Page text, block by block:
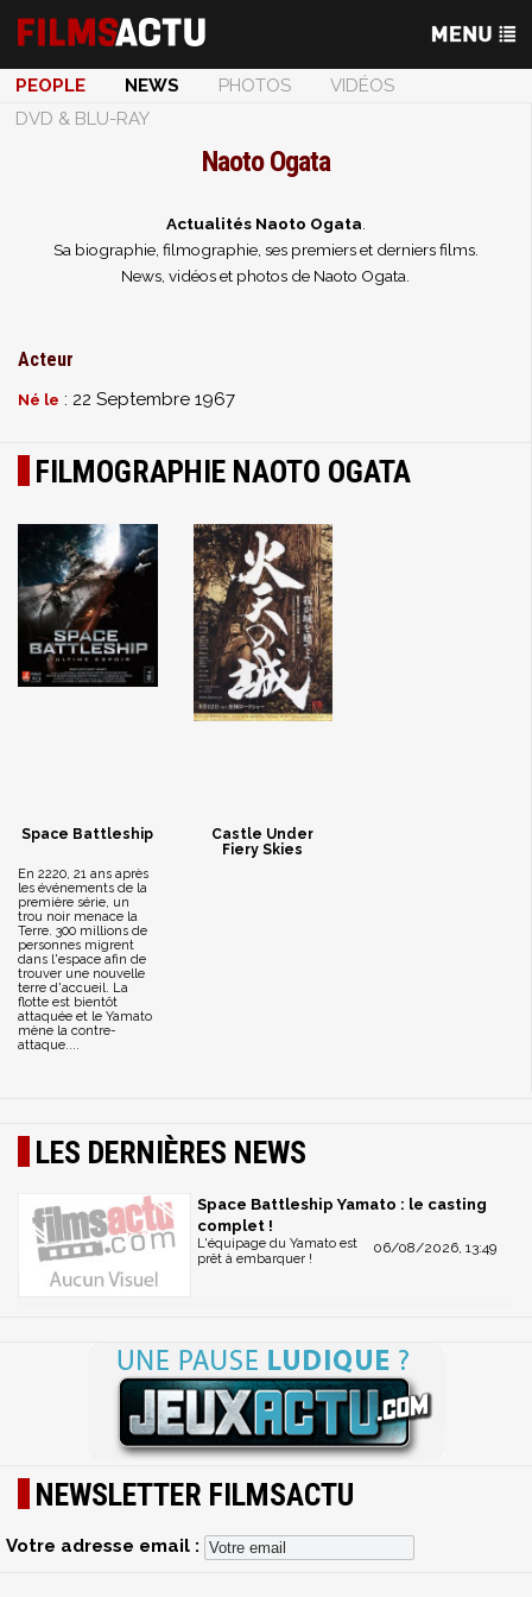
PEOPLE NEWS PHOTOS
VIDÉOS
DVD & BLU-RAY
Naoto Ogata
Actualités Naoto Ogata
Sa biographie, filmographie, ses premiers et derniers films.
News, vidéos et photos de Naoto Ogata.
Acteur
Né le : 22 Septembre 1967
FILMOGRAPHIE NAOTO OGATA
Space Battleship
En 2220, 21 ans après
les événements de la
première série, un
trou noir menace la
Terre. 300 millions de
personnes migrent
dans l'espace afin de
trouver une nouvelle
terre d'accueil. La
flotte est bientôt
attaquée et le Yamato
mène la contre-
attaque....
Castle Under
Fiery Skies
LES DERNIÈRES NEWS
Space Battleship Yamato : le casting
complet !
06/08/2026, 13:49
L'équipage du Yamato est
prêt à embarquer !
NEWSLETTER FILMSACTU
Votre adresse email :